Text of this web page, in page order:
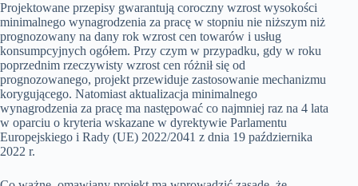
Projektowane przepisy gwarantują coroczny wzrost wysokości
minimalnego wynagrodzenia za pracę w stopniu nie niższym niż
prognozowany na dany rok wzrost cen towarów i usług
konsumpcyjnych ogółem. Przy czym w przypadku, gdy w roku
poprzednim rzeczywisty wzrost cen różnił się od
prognozowanego, projekt przewiduje zastosowanie mechanizmu
korygującego. Natomiast aktualizacja minimalnego
wynagrodzenia za pracę ma następować co najmniej raz na 4 lata
w oparciu o kryteria wskazane w dyrektywie Parlamentu
Europejskiego i Rady (UE) 2022/2041 z dnia 19 października
2022 r.